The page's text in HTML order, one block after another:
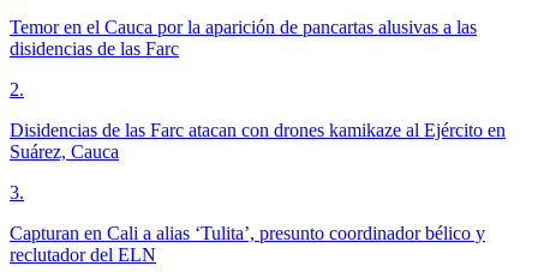
Temor en el Cauca por la aparición de pancartas alusivas a las
disidencias de las Farc
2.
Disidencias de las Farc atacan con drones kamikaze al Ejército en
Suárez, Cauca
3.
Capturan en Cali a alias ‘Tulita’, presunto coordinador bélico y
reclutador del ELN